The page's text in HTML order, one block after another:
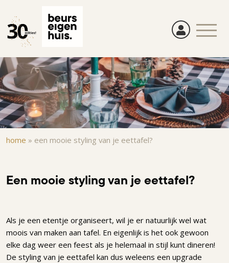
naar
de
gaan
Kruimelpad
home » een mooie styling van je eettafel?
Een mooie styling van je eettafel?
Als je een etentje organiseert, wil je er natuurlijk wel wat
moois van maken aan tafel. En eigenlijk is het ook gewoon
elke dag weer een feest als je helemaal in stijl kunt dineren!
De styling van je eettafel kan dus weleens een upgrade